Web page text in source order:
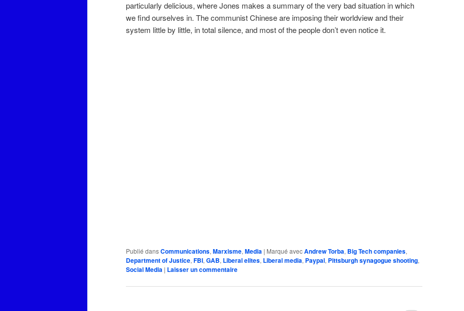
particularly delicious, where Jones makes a summary of the very bad situation in which
we find ourselves in. The communist Chinese are imposing their worldview and their
system little by little, in total silence, and most of the people don’t even notice it.
Publié dansCommunications, Marxisme, Media | Marqué avecAndrew Torba, Big Tech companies,
Department of Justice, FBI, GAB, Liberal elites, Liberal media, Paypal, Pittsburgh synagogue shooting,
Social Media | Laisser un commentaire